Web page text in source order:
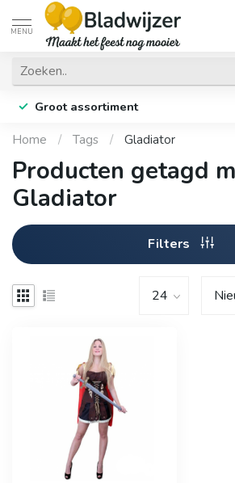
MENU
Groot assortiment
Home / Tags / Gladiator
Producten getagd
Gladiator
Filters